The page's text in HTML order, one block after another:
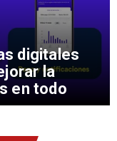
digitales
la
en todo